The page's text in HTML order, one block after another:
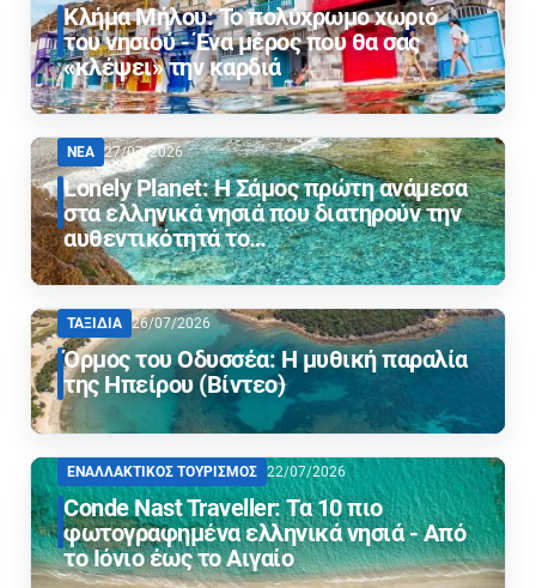
Κλήμα Μήλου: Το πολύχρωμο χωριό
του νησιού - Ένα μέρος που θα σας
«κλέψει» την καρδιά
ΝΕΑ 27/07/2026
Lonely Planet: Η Σάμος πρώτη ανάμεσα
στα ελληνικά νησιά που διατηρούν την
αυθεντικότητά το…
ΤΑΞΙΔΙΑ 26/07/2026
Όρμος του Οδυσσέα: Η μυθική παραλία
της Ηπείρου (Βίντεο)
ΕΝΑΛΛΑΚΤΙΚΟΣ ΤΟΥΡΙΣΜΟΣ 22/07/2026
Conde Nast Traveller: Τα 10 πιο
φωτογραφημένα ελληνικά νησιά - Από
το Ιόνιο έως το Αιγαίο